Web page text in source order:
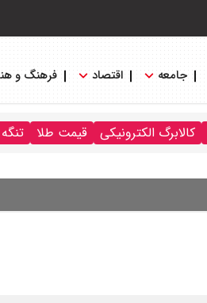
جامعه اقتصاد فرهنگ و
کالابرگ الکترونیکی قیمت طلا